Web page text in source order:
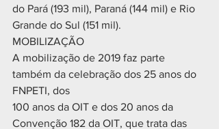
do Pará (193 mil), Paraná (144 mil) e Rio
Grande do Sul (151 mil).
MOBILIZAÇÃO
A mobilização de 2019 faz parte
também da celebração dos 25 anos do
FNPETI, dos
100 anos da OIT e dos 20 anos da
Convenção 182 da OIT, que trata das